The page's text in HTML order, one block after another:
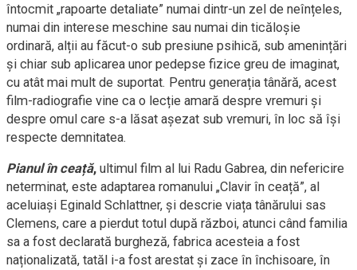
întocmit „rapoarte detaliate” numai dintr-un zel de neînțeles,
numai din interese meschine sau numai din ticăloșie
ordinară, alții au făcut-o sub presiune psihică, sub amenințări
și chiar sub aplicarea unor pedepse fizice greu de imaginat,
cu atât mai mult de suportat. Pentru generația tânără, acest
film-radiografie vine ca o lecție amară despre vremuri și
despre omul care s-a lăsat așezat sub vremuri, în loc să își
respecte demnitatea.
Pianul în ceață, ultimul film al lui Radu Gabrea, din nefericire
neterminat, este adaptarea romanului „Clavir în ceață”, al
aceluiași Eginald Schlattner, și descrie viața tânărului sas
Clemens, care a pierdut totul după război, atunci când familia
sa a fost declarată burgheză, fabrica acesteia a fost
naționalizată, tatăl i-a fost arestat și zace în închisoare, în